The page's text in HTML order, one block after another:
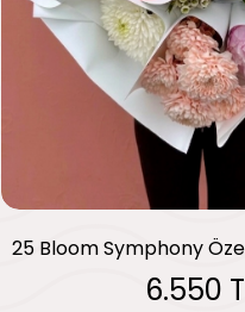
25 Bloom Symphony
6.550